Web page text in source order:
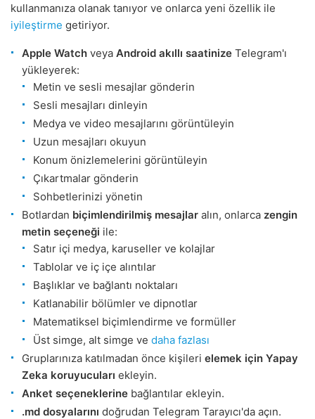
kullanmanıza olanak tanıyor ve onlarca yeni özellik ile
iyileştirme getiriyor.
Apple Watch veya Android akıllı saatinize Telegram'ı
yükleyerek:
Metin ve sesli mesajlar gönderin
Sesli mesajları dinleyin
Medya ve video mesajlarını görüntüleyin
Uzun mesajları okuyun
Konum önizlemelerini görüntüleyin
Çıkartmalar gönderin
Sohbetlerinizi yönetin
Botlardan biçimlendirilmiş mesajlar alın, onlarca zengin
metin seçeneği ile:
Satır içi medya, karuseller ve kolajlar
Tablolar ve iç içe alıntılar
Başlıklar ve bağlantı noktaları
Katlanabilir bölümler ve dipnotlar
Matematiksel biçimlendirme ve formüller
Üst simge, alt simge ve daha fazlası
Gruplarınıza katılmadan önce kişileri elemek için Yapay
Zeka koruyucuları ekleyin.
Anket seçeneklerine bağlantılar ekleyin.
.md dosyalarını doğrudan Telegram Tarayıcı'da açın.